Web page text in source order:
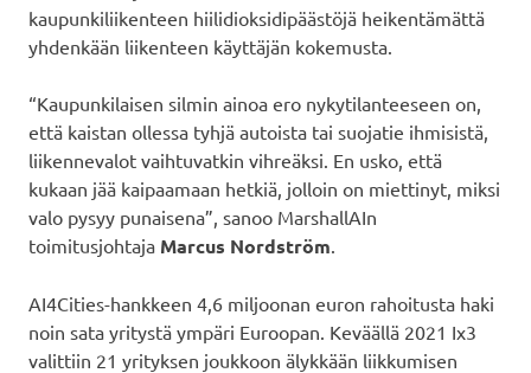
kaupunkiliikenteen hiilidioksidipäästöjä heikentämättä
yhdenkään liikenteen käyttäjän kokemusta.
“Kaupunkilaisen silmin ainoa ero nykytilanteeseen on,
että kaistan ollessa tyhjä autoista tai suojatie ihmisistä,
liikennevalot vaihtuvatkin vihreäksi. En usko, että
kukaan jää kaipaamaan hetkiä, jolloin on miettinyt, miksi
valo pysyy punaisena”, sanoo MarshallAIn
toimitusjohtaja Marcus Nordström
AI4Cities-hankkeen 4,6 miljoonan euron rahoitusta haki
noin sata yritystä ympäri Euroopan. Keväällä 2021 Ix3
valittiin 21 yrityksen joukkoon älykkään liikkumisen